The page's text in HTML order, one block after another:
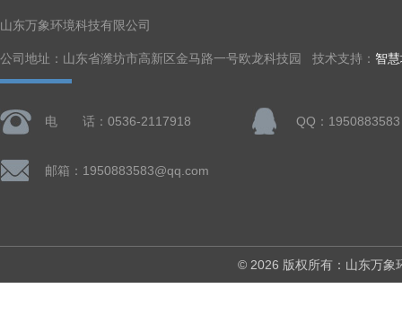
山东万象环境科技有限公司
公司地址：山东省潍坊市高新区金马路一号欧龙科技园 技术支持： 智
电 话：0536-2117918 QQ：1950883583
邮箱：1950883583@qq.com
© 2026 版权所有：山东万